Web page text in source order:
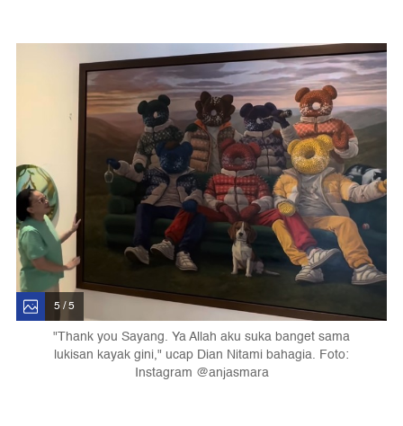
5 / 5
"Thank you Sayang. Ya Allah aku suka banget sama
lukisan kayak gini," ucap Dian Nitami bahagia. Foto:
Instagram @anjasmara